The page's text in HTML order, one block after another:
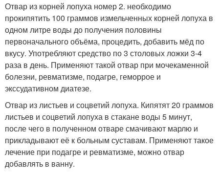
Отвар из корней лопуха номер 2. необходимо
прокипятить 100 граммов измельченных корней лопуха в
одном литре воды до получения половины
первоначального объёма, процедить, добавить мёд по
вкусу. Употребляют средство по 3 столовых ложки 3-4
раза в день. Применяют такой отвар при мочекаменной
болезни, ревматизме, подагре, геморрое и
экссудативном диатезе.
Отвар из листьев и соцветий лопуха. Кипятят 20 граммов
листьев и соцветий лопуха в стакане воды 5 минут,
после чего в полученном отваре смачивают марлю и
прикладывают её к больным суставам. Применяют такое
лечение при подагре и ревматизме, можно отвар
добавлять в ванну.